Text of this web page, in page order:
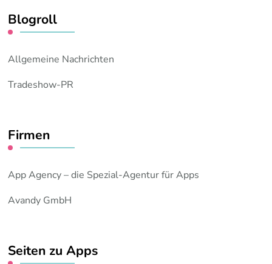
Blogroll
Allgemeine Nachrichten
Tradeshow-PR
Firmen
App Agency – die Spezial-Agentur für Apps
Avandy GmbH
Seiten zu Apps